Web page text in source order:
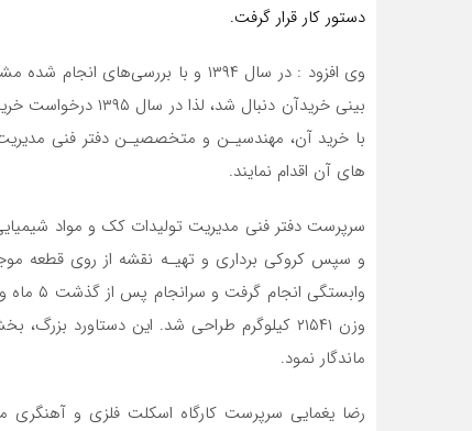
دستور کار قرار گرفت.
وی افزود : در سال ۱۳۹۴ و با
بینی خریدآن دنبال
با خرید آن، مهندسیـن و متخصصیـن دفتر فنی
های آن اقدام نمایند.
سرپرست دفتر فنی مدیریت تولیدات کک و مواد
و سپس کروکی برداری و تهیـه نقشه از روی قطعه
وزن ۲۱۵۴۱ کیلوگرم طراحی شد. این دستاورد
ماندگار نمود.